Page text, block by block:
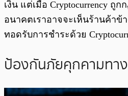
เงิน แต่เมื่อ Cryptocurrency ถู
อนาคตเราอาจจะเห็นร้านค้าข้
ทอดรับการชำระด้วย
ป้องกันภัยคุกคามทาง